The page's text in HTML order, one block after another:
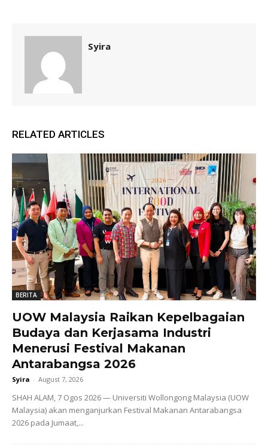
Syira
RELATED ARTICLES
BERITA
UOW Malaysia Raikan Kepelbagaian
Budaya dan Kerjasama Industri
Menerusi Festival Makanan
Antarabangsa 2026
Syira - August 7, 2026
SHAH ALAM, 7 Ogos 2026 — Universiti Wollongong Malaysia (UOW
Malaysia) akan menganjurkan Festival Makanan Antarabangsa
2026 pada Jumaat,...